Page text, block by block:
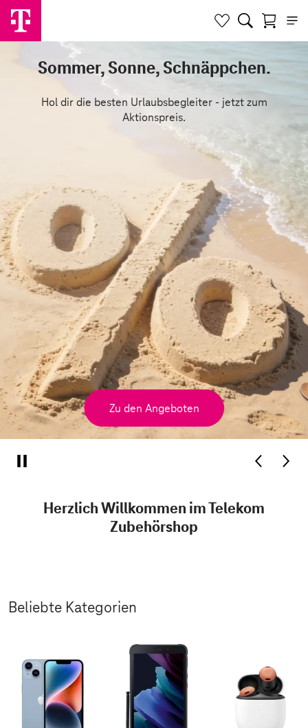
Sommer, Sonne, Schnäppchen.
Hol dir die besten Urlaubsbegleiter - jetzt zum
Aktionspreis.
Zu den Angeboten
Herzlich Willkommen im Telekom
Zubehörshop
Beliebte Kategorien